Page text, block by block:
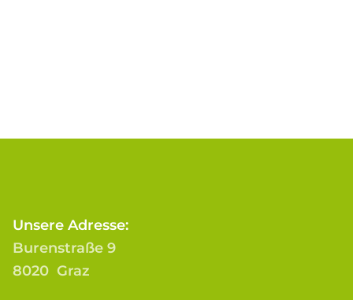
Unsere Adresse:
Burenstraße 9
8020 Graz